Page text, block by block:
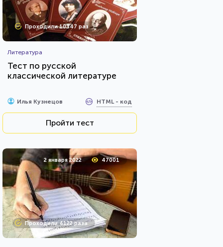
Проходили 10347 раз
Литература
Тест по русской
классической литературе
Илья Кузнецов HTML - код
Пройти тест
2 января 2022 47001
Проходили 4122 раза